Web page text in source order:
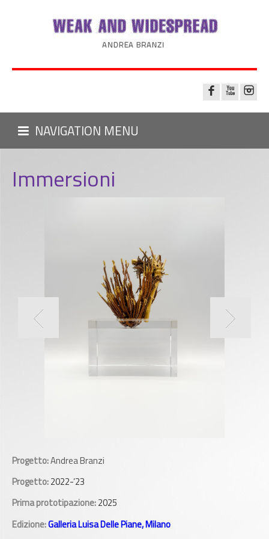
NAVIGATION MENU
Immersioni
Progetto:Andrea Branzi
Progetto:2022-’23
Prima prototipazione:2025
Edizione:Galleria Luisa Delle Piane, Milano